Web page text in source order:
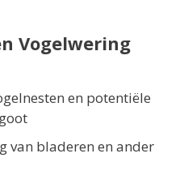
Vogelwering
en potentiële
van bladeren en ander